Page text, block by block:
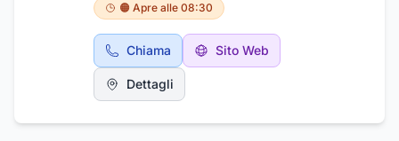
1984 dall'attuale proprietario su un'area di 60
ettari. La varietà che si coltiva è Carnaroli.
Riso Superfino per eccellenza, il Carnaroli
prodotto dalla Masseria Fornara, a
prescindere dalle capacità del cuoco, non
tradisce mai nella preparazione di risotti per
poco amido e si mantiene vivo, assorbendo
🟠 Apre alle 08:30
Chiama Sito Web
Dettagli